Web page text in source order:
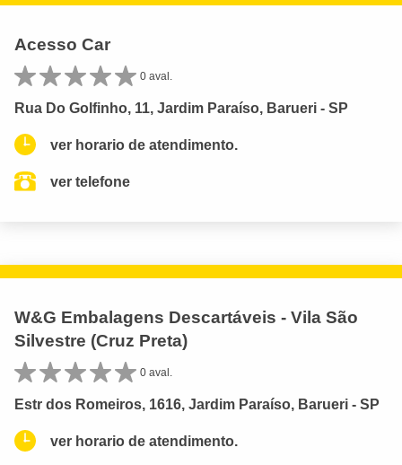
Acesso Car
0 aval.
Rua Do Golfinho, 11, Jardim Paraíso, Barueri - SP
ver horario de atendimento.
ver telefone
W&G Embalagens Descartáveis - Vila São
Silvestre (Cruz Preta)
0 aval.
Estr dos Romeiros, 1616, Jardim Paraíso, Barueri - SP
ver horario de atendimento.